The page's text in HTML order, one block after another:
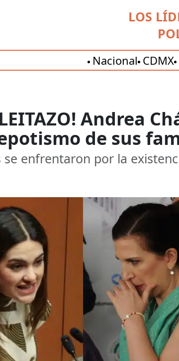
LOS
Nacional CDMX
Andrea
de sus
se enfrentaron por la